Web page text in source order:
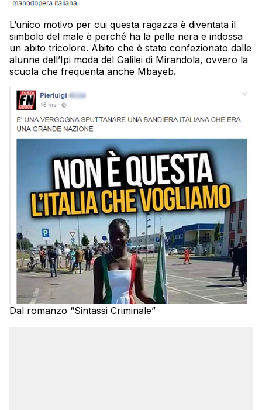
L’unico motivo per cui questa ragazza è diventata il
simbolo del male è perché ha la pelle nera e indossa
un abito tricolore. Abito che è stato confezionato dalle
alunne dell’Ipi moda del Galilei di Mirandola, ovvero la
scuola che frequenta anche Mbayeb.
Dal romanzo “Sintassi Criminale”